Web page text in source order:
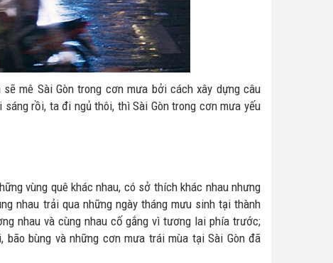
mê Sài Gòn trong cơn mưa bởi cách xây dựng câu
rồi, ta đi ngủ thôi, thì Sài Gòn trong cơn mưa yếu
vùng quê khác nhau, có sở thích khác nhau nhưng
nhau trải qua những ngày tháng mưu sinh tại thành
nhau và cùng nhau cố gắng vì tương lai phía trước;
bùng và những cơn mưa trái mùa tại Sài Gòn đã